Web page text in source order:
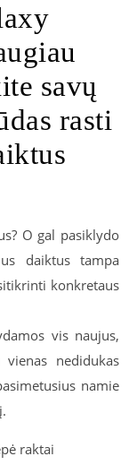
savų
rasti
O gal pasiklydo
daiktus tampa
konkretaus
vis naujus,
nedidukas
namie
raktai